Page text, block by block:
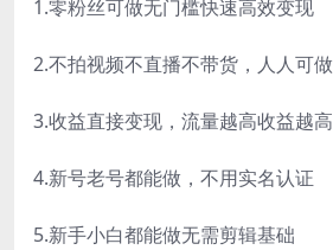
1.零粉丝可做无门槛快速高效变现
2.不拍视频不直播不带货，人人可做
3.收益直接变现，流量越高收益越高
4.新号老号都能做，不用实名认证
5.新手小白都能做无需剪辑基础